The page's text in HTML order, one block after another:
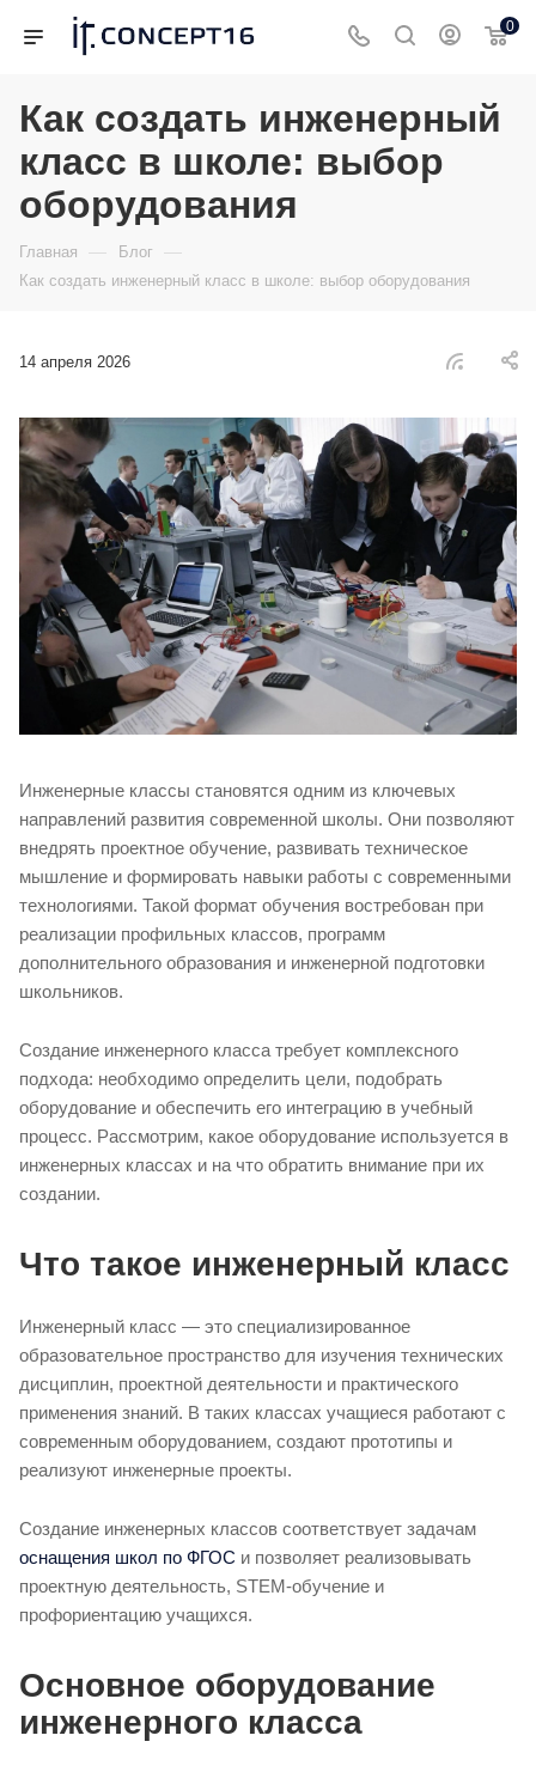
0
Как создать инженерный
класс в школе: выбор
оборудования
Главная — Блог —
Как создать инженерный класс в школе: выбор оборудования
14 апреля 2026
Инженерные классы становятся одним из ключевых
направлений развития современной школы. Они позволяют
внедрять проектное обучение, развивать техническое
мышление и формировать навыки работы с современными
технологиями. Такой формат обучения востребован при
реализации профильных классов, программ
дополнительного образования и инженерной подготовки
школьников.
Создание инженерного класса требует комплексного
подхода: необходимо определить цели, подобрать
оборудование и обеспечить его интеграцию в учебный
процесс. Рассмотрим, какое оборудование используется в
инженерных классах и на что обратить внимание при их
создании.
Что такое инженерный класс
Инженерный класс — это специализированное
образовательное пространство для изучения технических
дисциплин, проектной деятельности и практического
применения знаний. В таких классах учащиеся работают с
современным оборудованием, создают прототипы и
реализуют инженерные проекты.
Создание инженерных классов соответствует задачам
оснащения школ по ФГОС и позволяет реализовывать
проектную деятельность, STEM-обучение и
профориентацию учащихся.
Основное оборудование
инженерного класса